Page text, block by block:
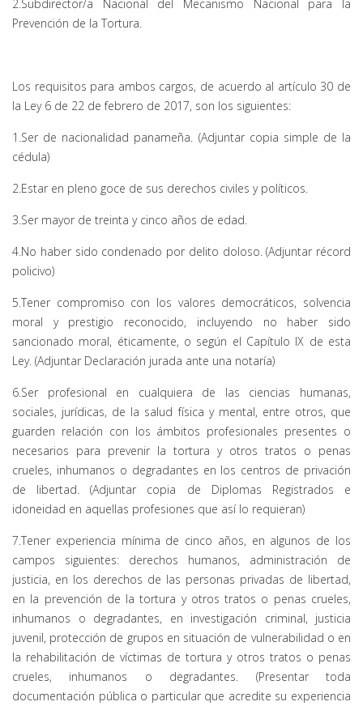
2.Subdirector/a Nacional del Mecanismo Nacional para la
Prevención de la Tortura.
Los requisitos para ambos cargos, de acuerdo al artículo 30 de
la Ley 6 de 22 de febrero de 2017, son los siguientes:
1.Ser de nacionalidad panameña. (Adjuntar copia simple de la
cédula)
2.Estar en pleno goce de sus derechos civiles y políticos.
3.Ser mayor de treinta y cinco años de edad.
4.No haber sido condenado por delito doloso. (Adjuntar récord
policivo)
5.Tener compromiso con los valores democráticos, solvencia
moral y prestigio reconocido, incluyendo no haber sido
sancionado moral, éticamente, o según el Capítulo IX de esta
Ley. (Adjuntar Declaración jurada ante una notaría)
6.Ser profesional en cualquiera de las ciencias humanas,
sociales, jurídicas, de la salud física y mental, entre otros, que
guarden relación con los ámbitos profesionales presentes o
necesarios para prevenir la tortura y otros tratos o penas
crueles, inhumanos o degradantes en los centros de privación
de libertad. (Adjuntar copia de Diplomas Registrados e
idoneidad en aquellas profesiones que así lo requieran)
7.Tener experiencia mínima de cinco años, en algunos de los
campos siguientes: derechos humanos, administración de
justicia, en los derechos de las personas privadas de libertad,
en la prevención de la tortura y otros tratos o penas crueles,
inhumanos o degradantes, en investigación criminal, justicia
juvenil, protección de grupos en situación de vulnerabilidad o en
la rehabilitación de víctimas de tortura y otros tratos o penas
crueles, inhumanos o degradantes. (Presentar toda
documentación pública o particular que acredite su experiencia